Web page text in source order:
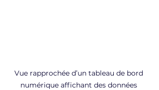
Vue rapprochée d’un tableau de bord
numérique affichant des données